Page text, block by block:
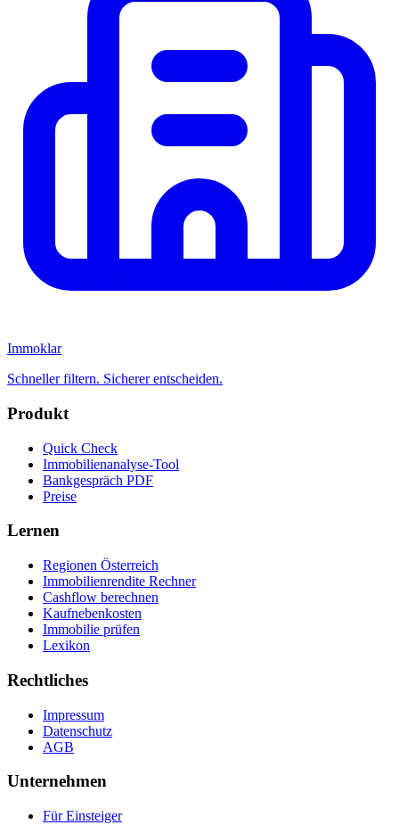
Immoklar
Schneller filtern. Sicherer entscheiden.
Produkt
Quick Check
Immobilienanalyse-Tool
Bankgespräch PDF
Preise
Lernen
Regionen Österreich
Immobilienrendite Rechner
Cashflow berechnen
Kaufnebenkosten
Immobilie prüfen
Lexikon
Rechtliches
Impressum
Datenschutz
AGB
Unternehmen
Für Einsteiger